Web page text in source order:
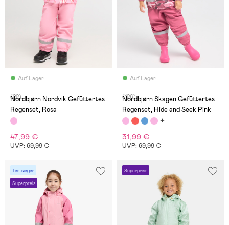
Auf Lager
(22)
Nordbjørn Nordvik Gefüttertes
Regenset, Rosa
47,99 €
UVP: 69,99 €
Auf Lager
(126)
Nordbjørn Skagen Gefüttertes
Regenset, Hide and Seek Pink
31,99 €
UVP: 69,99 €
Testsieger
Superpreis
Superpreis